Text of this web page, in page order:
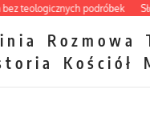
podróbek
Rozmowa
Kościół